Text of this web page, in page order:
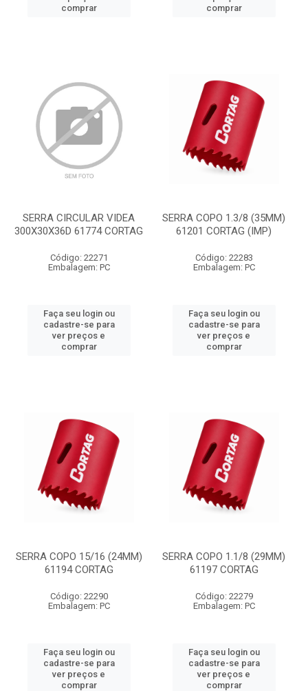
comprar
comprar
SERRA CIRCULAR VIDEA
300X30X36D 61774 CORTAG
Código: 22271
Embalagem: PC
Faça seu login ou
cadastre-se para
ver preços e
comprar
SERRA COPO 1.3/8 (35MM)
61201 CORTAG (IMP)
Código: 22283
Embalagem: PC
Faça seu login ou
cadastre-se para
ver preços e
comprar
SERRA COPO 15/16 (24MM)
61194 CORTAG
Código: 22290
Embalagem: PC
Faça seu login ou
cadastre-se para
ver preços e
comprar
SERRA COPO 1.1/8 (29MM)
61197 CORTAG
Código: 22279
Embalagem: PC
Faça seu login ou
cadastre-se para
ver preços e
comprar